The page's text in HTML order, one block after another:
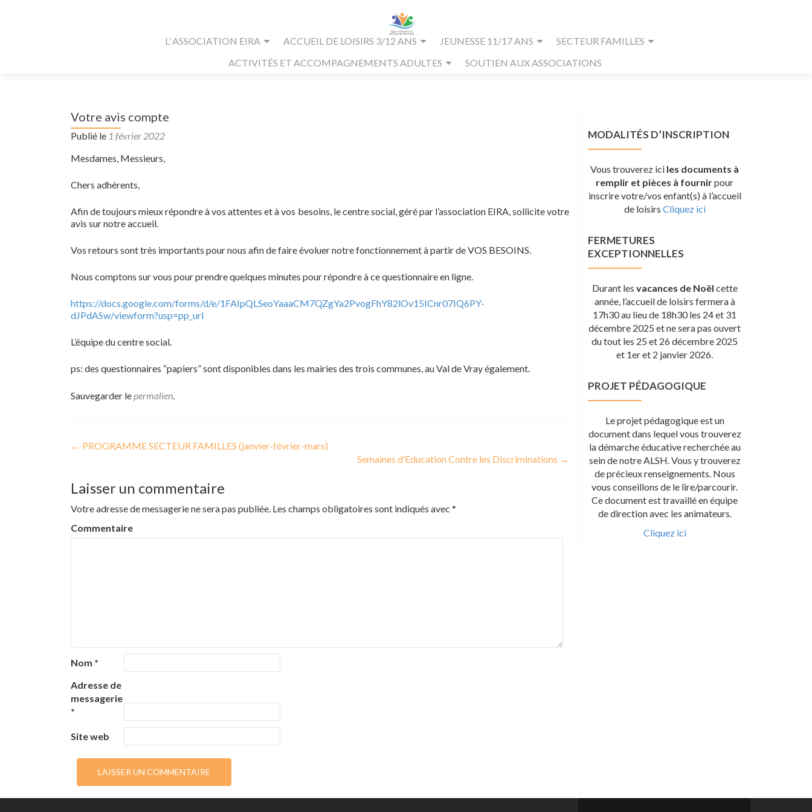
Aller au contenu principalL’ ASSOCIATION EIRA ACCUEIL DE LOISIRS 3/12 ANS JEUNESSE 11/17 ANS
SECTEUR FAMILLES
ACTIVITÉS ET ACCOMPAGNEMENTS ADULTES
SOUTIEN AUX ASSOCIATIONS
Votre avis compte
Publié le 1 février 2022
Mesdames, Messieurs,
Chers adhérents,
Afin de toujours mieux répondre à vos attentes et à vos besoins, le centre social, géré par l’association EIRA, sollicite votre
avis sur notre accueil.
Vos retours sont très importants pour nous afin de faire évoluer notre fonctionnement à partir de VOS BESOINS.
Nous comptons sur vous pour prendre quelques minutes pour répondre à ce questionnaire en ligne.
https://docs.google.com/forms/d/e/1FAIpQLSeoYaaaCM7QZgYa2PvogFhY82lOv15ICnr07IQ6PY-
dJPdASw/viewform?usp=pp_url
L’équipe du centre social.
ps: des questionnaires “papiers” sont disponibles dans les mairies des trois communes, au Val de Vray également.
Sauvegarder lepermalien.
← PROGRAMME SECTEUR FAMILLES (janvier-février-mars)
Semaines d’Education Contre les Discriminations →
Laisser un commentaire
Votre adresse de messagerie ne sera pas publiée. Les champs obligatoires sont indiqués avec *
Commentaire
Nom *
Adresse de
messagerie
*
Site web
MODALITÉS D’INSCRIPTION
Vous trouverez ici les documents à
remplir et pièces à fournirpour
inscrire votre/vos enfant(s) à l’accueil
de loisirs Cliquez ici
FERMETURES
EXCEPTIONNELLES
Durant les vacances de Noël cette
année, l’accueil de loisirs fermera à
17h30 au lieu de 18h30 les 24 et 31
décembre 2025 et ne sera pas ouvert
du tout les 25 et 26 décembre 2025
et 1er et 2 janvier 2026.
PROJET PÉDAGOGIQUE
Le projet pédagogique est un
document dans lequel vous trouverez
la démarche éducative recherchée au
sein de notre ALSH. Vous y trouverez
de précieux renseignements. Nous
vous conseillons de le lire/parcourir.
Ce document est travaillé en équipe
de direction avec les animateurs.
Cliquez ici